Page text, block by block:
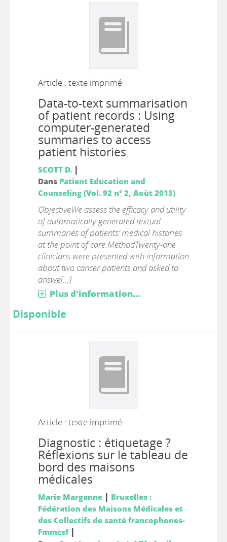
Article : texte imprimé
Data-to-text summarisation
of patient records : Using
computer-generated
summaries to access
patient histories
SCOTT D. |
Dans Patient Education and
Counseling (Vol. 92 n° 2, Août 2013)
ObjectiveWe assess the efficacy and utility
of automatically generated textual
summaries of patients’ medical histories
at the point of care.MethodTwenty-one
clinicians were presented with information
about two cancer patients and asked to
answe[...]
Plus d'information...
Disponible
Article : texte imprimé
Diagnostic : étiquetage ?
Réflexions sur le tableau de
bord des maisons
médicales
Marie Marganne | Bruxelles :
Fédération des Maisons Médicales et
des Collectifs de santé francophones-
Fmmcsf|